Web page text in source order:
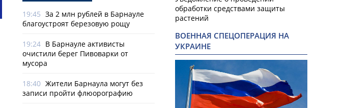
19:45 За 2 млн рублей в Барнауле
благоустроят березовую рощу
19:24 В Барнауле активисты
очистили берег Пивоварки от
мусора
18:40 Жители Барнаула могут без
записи пройти флюорографию
обработки средствами защиты
растений
ВОЕННАЯ СПЕЦОПЕРАЦИЯ НА
УКРАИНЕ